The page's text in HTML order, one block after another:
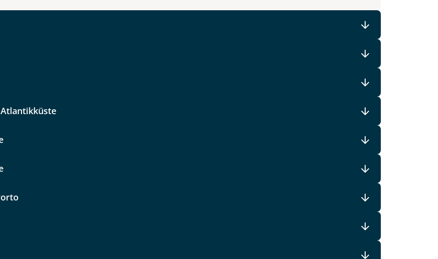
sehr wichtig!